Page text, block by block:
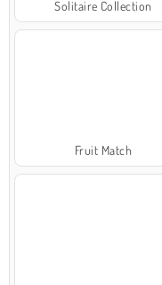
Solitaire Collection
Fruit Match